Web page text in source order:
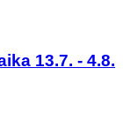
13.7. - 4.8.